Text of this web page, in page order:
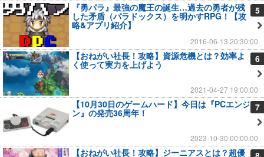
5
『勇パラ』最強の魔王の誕生…過去の勇者が残
した矛盾（パラドックス）を明かすRPG！【攻
略&アプリ紹介】
2016-06-13 20:30:00
6
【おねがい社長！攻略】資源危機とは？効率よ
く使って実力を上げよう
2021-04-27 19:00:00
7
【10月30日のゲームハード】今日は『PCエンジ
ン』の発売36周年！
2023-10-30 00:00:00
【おねがい社長！攻略】ジーニアスとは？超優